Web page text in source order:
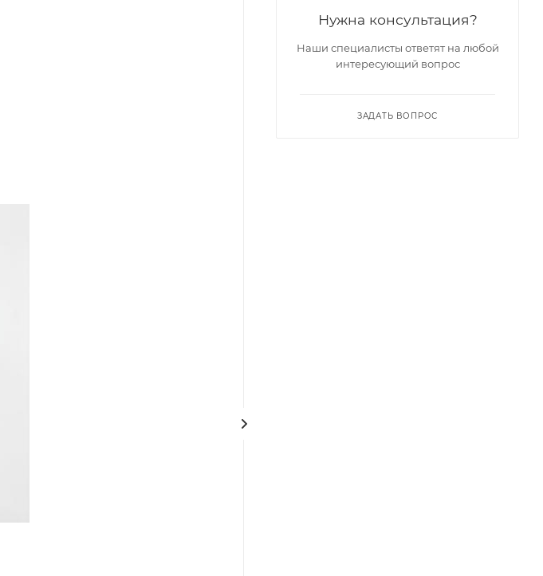
Нужна консультация?
Наши специалисты ответят на любой
интересующий вопрос
ЗАДАТЬ ВОПРОС